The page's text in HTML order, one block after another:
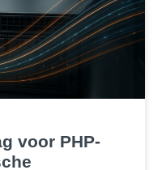
voor PHP-